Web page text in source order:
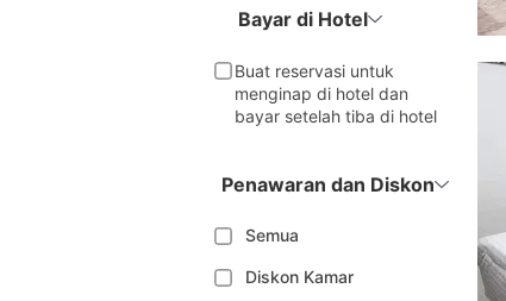
Bayar di Hotel
Buat reservasi untuk
menginap di hotel dan
bayar setelah tiba di hotel
Penawaran dan Diskon
Semua
Diskon Kamar